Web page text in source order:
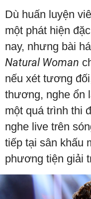
Dù huấn luyện
một phát hiện
nay, nhưng bài
Natural Woman
nếu xét tương
thương, nghe ổn
một quá trình thi
nghe live trên
tiếp tại sân khấu
phương tiện giải